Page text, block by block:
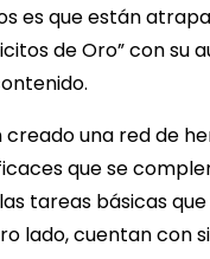
es que están
de Oro” con su
creado una red de
que se
tareas básicas
lado, cuentan con